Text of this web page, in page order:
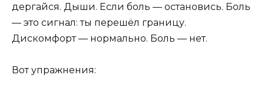
дергайся. Дыши. Если боль — остановись. Боль
— это сигнал: ты перешёл границу.
Дискомфорт — нормально. Боль — нет.
Вот упражнения: